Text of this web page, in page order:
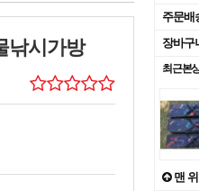
주문배
장바구
최근본
맨
낚시가방